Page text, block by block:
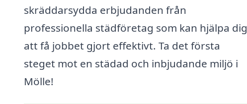
skräddarsydda erbjudanden från
professionella städföretag som kan hjälpa dig
att få jobbet gjort effektivt. Ta det första
steget mot en städad och inbjudande miljö i
Mölle!